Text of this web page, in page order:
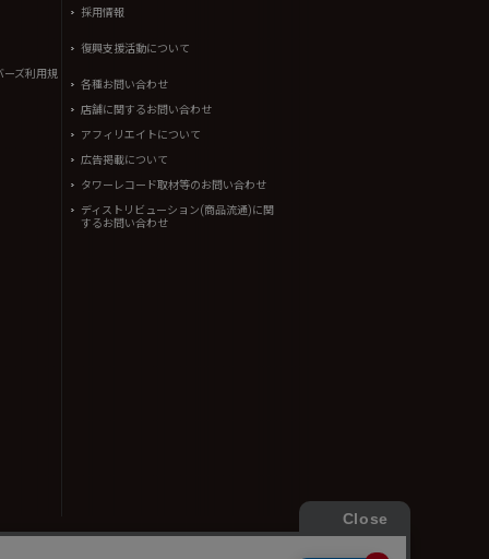
ーズ利用規
採用情報
復興支援活動について
各種お問い合わせ
店舗に関するお問い合わせ
アフィリエイトについて
広告掲載について
タワーレコード取材等のお問い合わせ
ディストリビューション(商品流通)に関
するお問い合わせ